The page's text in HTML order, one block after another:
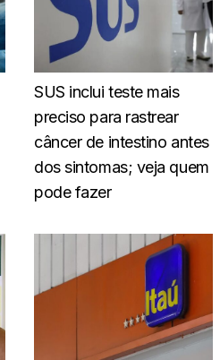
SUS inclui teste mais
preciso para rastrear
câncer de intestino antes
dos sintomas; veja quem
pode fazer